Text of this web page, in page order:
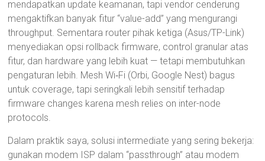
mendapatkan update keamanan, tapi vendor cenderung
mengaktifkan banyak fitur “value-add” yang mengurangi
throughput. Sementara router pihak ketiga (Asus/TP-Link)
menyediakan opsi rollback firmware, control granular atas
fitur, dan hardware yang lebih kuat — tetapi membutuhkan
pengaturan lebih. Mesh Wi‑Fi (Orbi, Google Nest) bagus
untuk coverage, tapi seringkali lebih sensitif terhadap
firmware changes karena mesh relies on inter-node
protocols.
Dalam praktik saya, solusi intermediate yang sering bekerja:
gunakan modem ISP dalam “passthrough” atau modem